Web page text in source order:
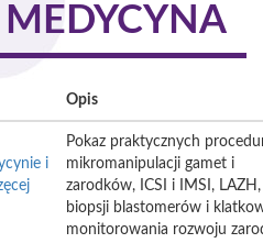
Opis
i
Pokaz praktycznych
mikromanipulacji gamet i
zarodków, ICSI i IMSI, LAZH,
biopsji blastomerów i
monitorowania rozwoju